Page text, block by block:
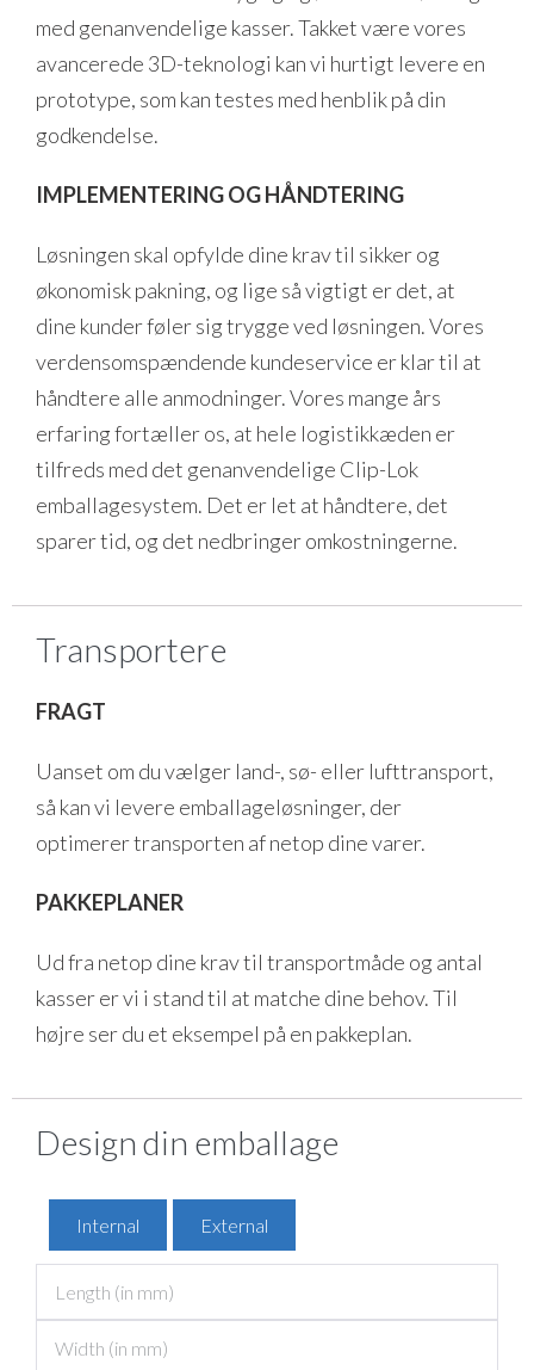
med genanvendelige kasser. Takket være vores
avancerede 3D-teknologi kan vi hurtigt levere en
prototype, som kan testes med henblik på din
godkendelse.
IMPLEMENTERING OG HÅNDTERING
Løsningen skal opfylde dine krav til sikker og
økonomisk pakning, og lige så vigtigt er det, at
dine kunder føler sig trygge ved løsningen. Vores
verdensomspændende kundeservice er klar til at
håndtere alle anmodninger. Vores mange års
erfaring fortæller os, at hele logistikkæden er
tilfreds med det genanvendelige Clip-Lok
emballagesystem. Det er let at håndtere, det
sparer tid, og det nedbringer omkostningerne.
Transportere
FRAGT
Uanset om du vælger land-, sø- eller lufttransport,
så kan vi levere emballageløsninger, der
optimerer transporten af netop dine varer.
PAKKEPLANER
Ud fra netop dine krav til transportmåde og antal
kasser er vi i stand til at matche dine behov. Til
højre ser du et eksempel på en pakkeplan.
Design din emballage
Internal External